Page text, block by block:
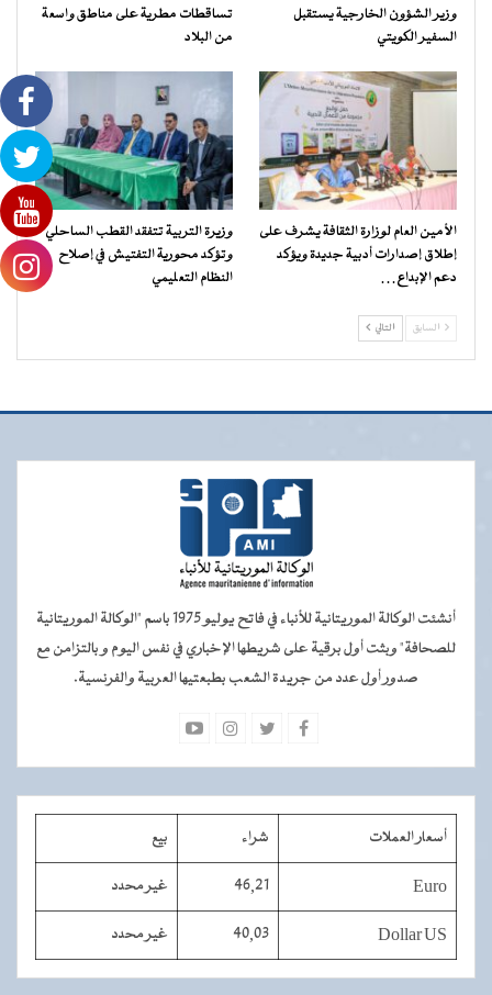
وزير الشؤون الخارجية يستقبل
السفير الكويتي
تساقطات مطرية على مناطق واسعة
من البلاد
الأمين العام لوزارة الثقافة يشرف على
إطلاق إصدارات أدبية جديدة ويؤكد
دعم الإبداع…
وزيرة التربية تتفقد القطب الساحلي
وتؤكد محورية التفتيش في إصلاح
النظام التعليمي
السابق التالي
أنشئت الوكالة الموريتانية للأنباء في فاتح يوليو 1975 باسم "الوكالة الموريتانية
للصحافة" وبثت أول برقية على شريطها الإخباري في نفس اليوم و بالتزامن مع
صدور أول عدد من جريدة الشعب بطبعتيها العربية والفرنسية.
أسعار العملات شراء بيع
Euro
46,21 غير محدد
Dollar US
40,03 غير محدد